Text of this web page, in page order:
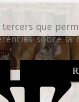
que
sobre
.'